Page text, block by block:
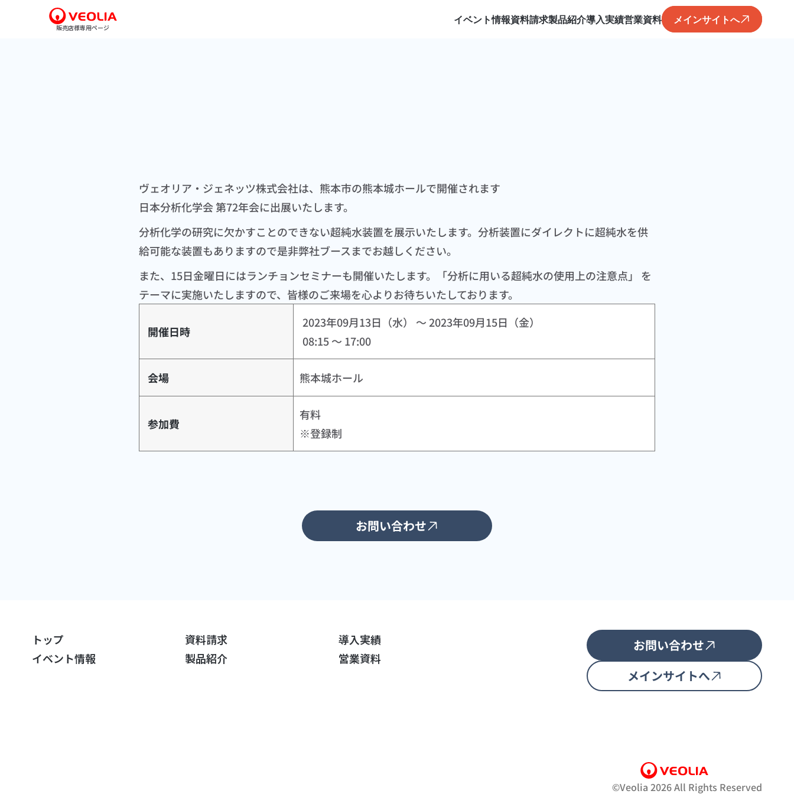
販売店様専用ページ
イベント情報資料請求製品紹介導入実績営業資料 メインサイトへ
ヴェオリア・ジェネッツ株式会社は、熊本市の熊本城ホールで開催されます
日本分析化学会 第72年会に出展いたします。
分析化学の研究に欠かすことのできない超純水装置を展示いたします。分析装置にダイレクトに超純水を供
給可能な装置もありますので是非弊社ブースまでお越しください。
また、15日金曜日にはランチョンセミナーも開催いたします。「分析に用いる超純水の使用上の注意点」 を
テーマに実施いたしますので、皆様のご来場を心よりお待ちいたしております。
開催日時
2023年09月13日（水） ～ 2023年09月15日（金）
08:15 ～ 17:00
会場 熊本城ホール
参加費
有料
※登録制
お問い合わせ
トップ
イベント情報
資料請求
製品紹介
導入実績
営業資料
お問い合わせ
メインサイトへ
©︎Veolia 2026 All Rights Reserved